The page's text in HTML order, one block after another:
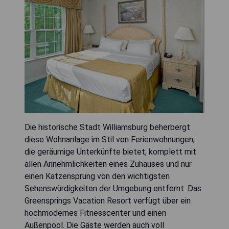
Die historische Stadt Williamsburg beherbergt
diese Wohnanlage im Stil von Ferienwohnungen,
die geräumige Unterkünfte bietet, komplett mit
allen Annehmlichkeiten eines Zuhauses und nur
einen Katzensprung von den wichtigsten
Sehenswürdigkeiten der Umgebung entfernt. Das
Greensprings Vacation Resort verfügt über ein
hochmodernes Fitnesscenter und einen
Außenpool. Die Gäste werden auch voll